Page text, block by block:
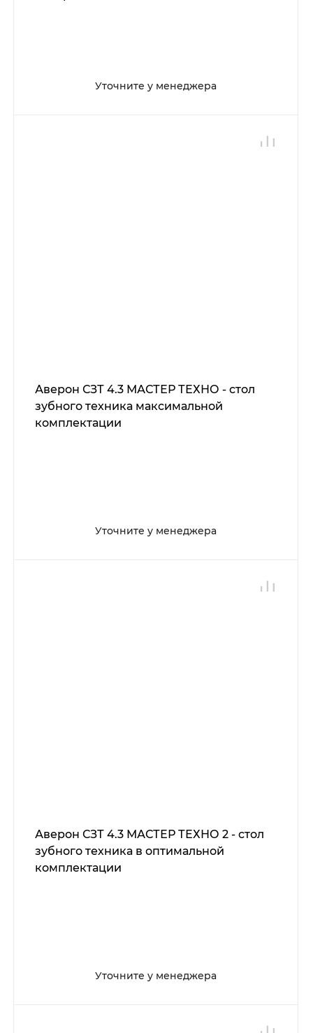
Уточните у менеджера
Аверон СЗТ 4.3 МАСТЕР ТЕХНО - стол
зубного техника максимальной
комплектации
Уточните у менеджера
Аверон СЗТ 4.3 МАСТЕР ТЕХНО 2 - стол
зубного техника в оптимальной
комплектации
Уточните у менеджера